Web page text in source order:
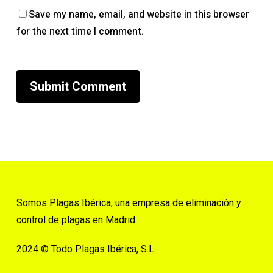
Save my name, email, and website in this browser
for the next time I comment.
Somos Plagas Ibérica, una empresa de eliminación y
control de plagas en Madrid.
2024 © Todo Plagas Ibérica, S.L.